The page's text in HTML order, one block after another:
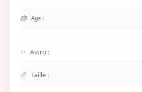
Age :
Astro :
Taille :